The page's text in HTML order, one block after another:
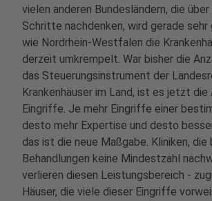
vielen anderen Bundesländern, die über
Schritte nachdenken, wird gerade
wie Nordrhein-Westfalen die
derzeit umkrempelt. War bisher die
das Steuerungsinstrument der
Krankenhäuser im Land, ist es jetzt die
Eingriffe. Je mehr Eingriffe einer
desto mehr Expertise und desto
das ist die neue Maßgabe. Kliniken,
Behandlungen keine Mindestzahl
verlieren diesen Leistungsbereich -
Häuser, die viele dieser Eingriffe